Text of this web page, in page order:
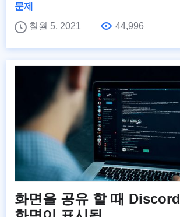
문제
칠월 5, 2021
44,996
화면을 공유 할 때